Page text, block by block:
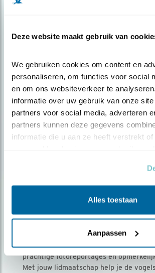
Deze website maakt gebruik van
We gebruiken cookies om content en
personaliseren, om functies voor social
en om ons websiteverkeer te
informatie over uw gebruik van onze
partners voor social media, adverteren
partners kunnen deze gegevens
informatie die u aan ze heeft verstrekt of
Alles toestaan
Aanpassen
over vogels en activiteiten van
Ontvang 5 x Vogels voor €
Vogels is het tijdschrift voor onze
prachtige fotoreportages en
Met jouw lidmaatschap help je de